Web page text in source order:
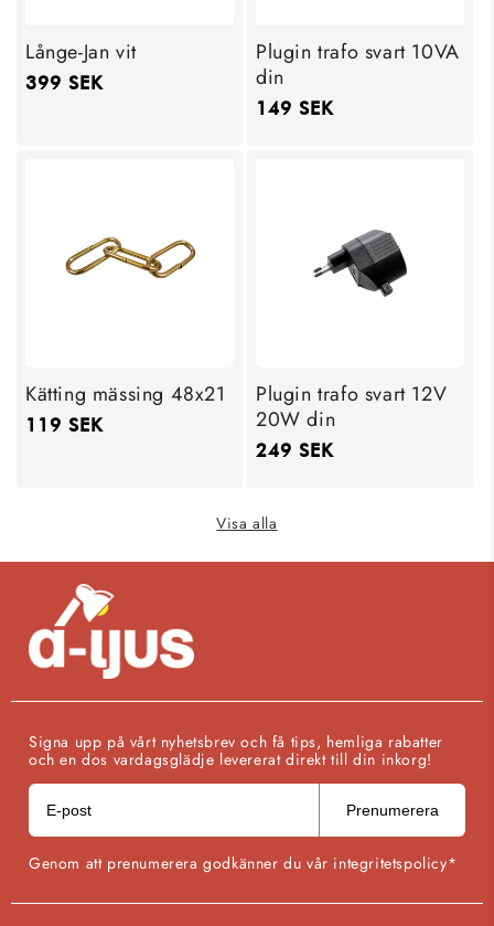
Långe-Jan vit
Ordinarie
399 SEK
Plugin trafo svart 10VA
din
Ordinarie
149 SEK
Kätting mässing 48x21
Ordinarie
119 SEK
Plugin trafo svart 12V
20W din
Ordinarie
249 SEK
Visa alla
Signa upp på vårt nyhetsbrev och få tips, hemliga rabatter
och en dos vardagsglädje levererat direkt till din inkorg!
Prenumerera
Genom att prenumerera godkänner du vår integritetspolicy*